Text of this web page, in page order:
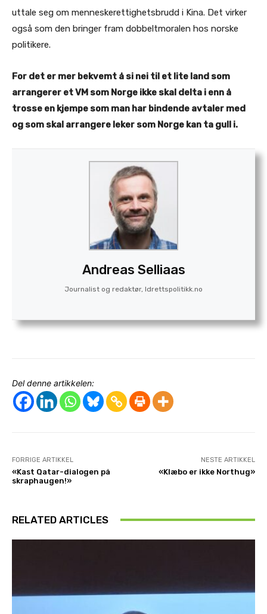
uttale seg om menneskerettighetsbrudd i Kina. Det virker
også som den bringer fram dobbeltmoralen hos norske
politikere.
For det er mer bekvemt å si nei til et lite land som
arrangerer et VM som Norge ikke skal delta i enn å
trosse en kjempe som man har bindende avtaler med
og som skal arrangere leker som Norge kan ta gull i.
Andreas Selliaas
Journalist og redaktør, Idrettspolitikk.no
Del denne artikkelen:
FORRIGE ARTIKKEL
«Kast Qatar-dialogen på
skraphaugen!»
NESTE ARTIKKEL
«Klæbo er ikke Northug»
RELATED ARTICLES